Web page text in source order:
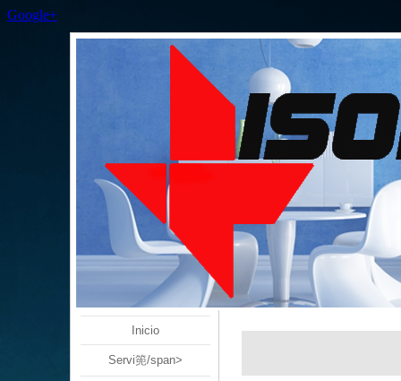
Google+
Inicio
Servi篼/span>